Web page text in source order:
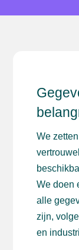
We
We doen
alle
zijn,
en